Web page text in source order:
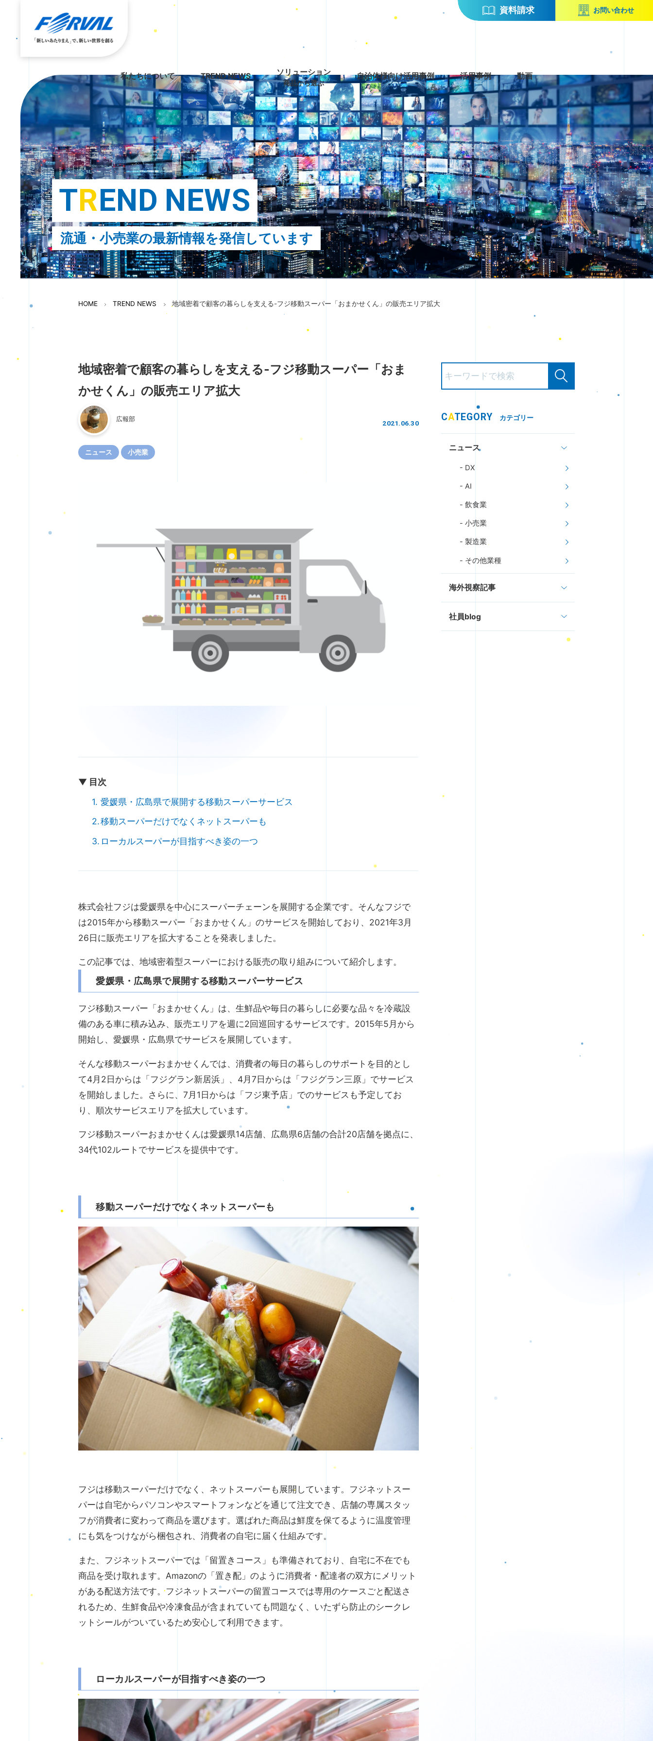
資料請求 お問い合わせ
私たちについて TREND NEWS ソリューション
商品から選ぶ
自治体様向け活用事例 活用事例 動画
TREND NEWS
流通・小売業の最新情報を発信しています
HOME TREND NEWS 地域密着で顧客の暮らしを支える-フジ移動スーパー「おまかせくん」の販売エリア拡大
地域密着で顧客の暮らしを支える-フジ移動スーパー「おま
かせくん」の販売エリア拡大
広報部 2021.06.30
ニュース 小売業
▼ 目次
愛媛県・広島県で展開する移動スーパーサービス
移動スーパーだけでなくネットスーパーも
ローカルスーパーが目指すべき姿の一つ
株式会社フジは愛媛県を中心にスーパーチェーンを展開する企業です。そんなフジで
は2015年から移動スーパー「おまかせくん」のサービスを開始しており、2021年3月
26日に販売エリアを拡大することを発表しました。
この記事では、地域密着型スーパーにおける販売の取り組みについて紹介します。
愛媛県・広島県で展開する移動スーパーサービス
フジ移動スーパー「おまかせくん」は、生鮮品や毎日の暮らしに必要な品々を冷蔵設
備のある車に積み込み、販売エリアを週に2回巡回するサービスです。2015年5月から
開始し、愛媛県・広島県でサービスを展開しています。
そんな移動スーパーおまかせくんでは、消費者の毎日の暮らしのサポートを目的とし
て4月2日からは「フジグラン新居浜」、4月7日からは「フジグラン三原」でサービス
を開始しました。さらに、7月1日からは「フジ東予店」でのサービスも予定してお
り、順次サービスエリアを拡大しています。
フジ移動スーパーおまかせくんは愛媛県14店舗、広島県6店舗の合計20店舗を拠点に、
34代102ルートでサービスを提供中です。
移動スーパーだけでなくネットスーパーも
フジは移動スーパーだけでなく、ネットスーパーも展開しています。フジネットスー
パーは自宅からパソコンやスマートフォンなどを通じて注文でき、店舗の専属スタッ
フが消費者に変わって商品を選びます。選ばれた商品は鮮度を保てるように温度管理
にも気をつけながら梱包され、消費者の自宅に届く仕組みです。
また、フジネットスーパーでは「留置きコース」も準備されており、自宅に不在でも
商品を受け取れます。Amazonの「置き配」のように消費者・配達者の双方にメリット
がある配送方法です。フジネットスーパーの留置コースでは専用のケースごと配送さ
れるため、生鮮食品や冷凍食品が含まれていても問題なく、いたずら防止のシークレ
ットシールがついているため安心して利用できます。
ローカルスーパーが目指すべき姿の一つ
CATEGORY カテゴリー
ニュース
DX
AI
飲食業
小売業
製造業
その他業種
海外視察記事
社員blog